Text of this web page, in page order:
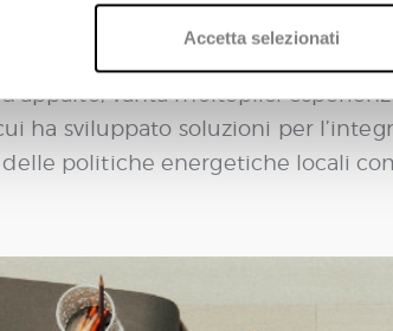
Accetta selezionati
Piano Nazionale di Ripresa
vanta molteplici
ha sviluppato soluzioni per
politiche energetiche locali